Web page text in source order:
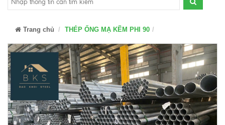
Trang chủ THÉP ỐNG MẠ KẼM PHI 90